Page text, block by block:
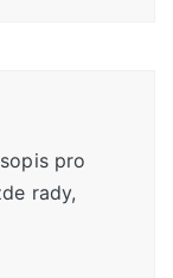
pro
rady,